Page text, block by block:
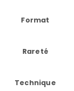
Format
Rareté
Technique